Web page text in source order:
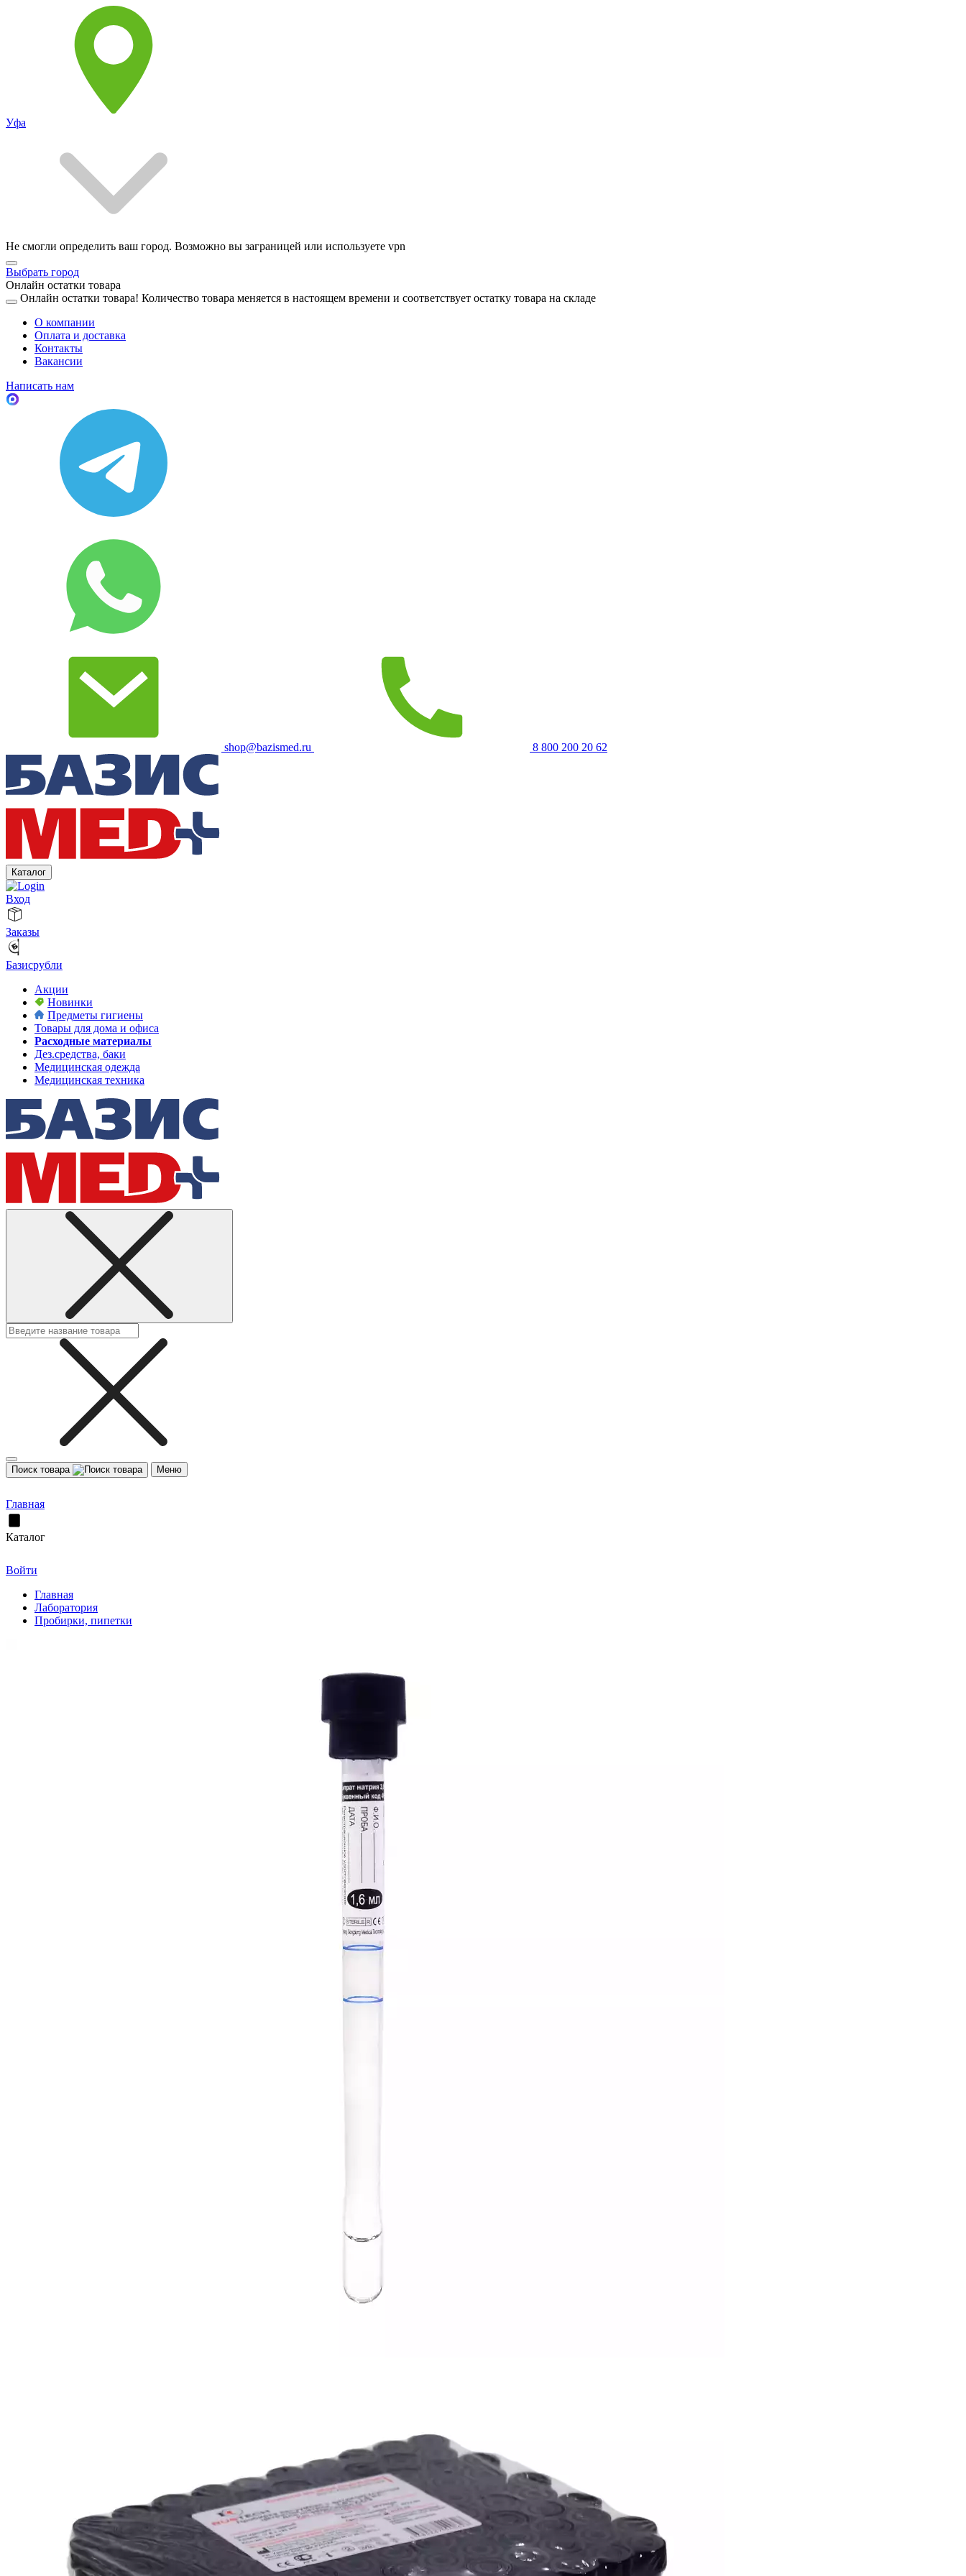
Уфа
Не смогли определить ваш город. Возможно вы заграницей или используете vpn
Выбрать город
Онлайн остатки товара
Онлайн остатки товара! Количество товара меняется в настоящем времени и соответствует остатку товара на складе
О компании
Оплата и доставка
Контакты
Вакансии
Написать нам
shop@bazismed.ru 8 800 200 20 62
Каталог
Вход
Заказы
Базисрубли
Акции
Новинки
Предметы гигиены
Товары для дома и офиса
Расходные материалы
Дез.средства, баки
Медицинская одежда
Медицинская техника
Поиск товара Меню
Главная
Каталог
Войти
Главная
Лаборатория
Пробирки, пипетки